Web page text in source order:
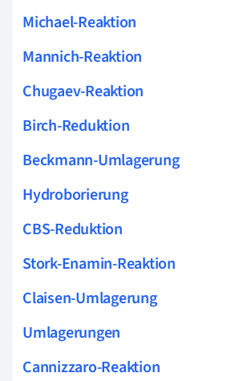
Michael-Reaktion
Mannich-Reaktion
Chugaev-Reaktion
Birch-Reduktion
Beckmann-Umlagerung
Hydroborierung
CBS-Reduktion
Stork-Enamin-Reaktion
Claisen-Umlagerung
Umlagerungen
Cannizzaro-Reaktion